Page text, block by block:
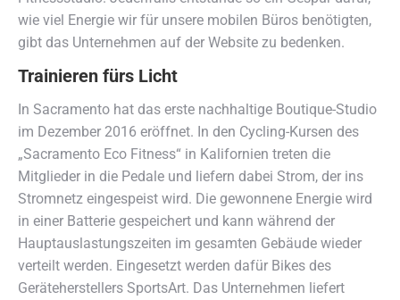
wie viel Energie wir für unsere mobilen Büros benötigten,
gibt das Unternehmen auf der Website zu bedenken.
Trainieren fürs Licht
In Sacramento hat das erste nachhaltige Boutique-Studio
im Dezember 2016 eröffnet. In den Cycling-Kursen des
„Sacramento Eco Fitness“ in Kalifornien treten die
Mitglieder in die Pedale und liefern dabei Strom, der ins
Stromnetz eingespeist wird. Die gewonnene Energie wird
in einer Batterie gespeichert und kann während der
Hauptauslastungszeiten im gesamten Gebäude wieder
verteilt werden. Eingesetzt werden dafür Bikes des
Geräteherstellers SportsArt. Das Unternehmen liefert